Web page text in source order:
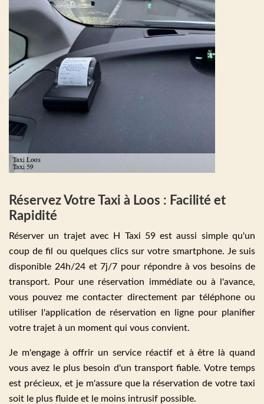
Réservez Votre Taxi à Loos : Facilité et
Rapidité
Réserver un trajet avec H Taxi 59 est aussi simple qu'un
coup de fil ou quelques clics sur votre smartphone. Je suis
disponible 24h/24 et 7j/7 pour répondre à vos besoins de
transport. Pour une réservation immédiate ou à l'avance,
vous pouvez me contacter directement par téléphone ou
utiliser l'application de réservation en ligne pour planifier
votre trajet à un moment qui vous convient.
Je m'engage à offrir un service réactif et à être là quand
vous avez le plus besoin d'un transport fiable. Votre temps
est précieux, et je m'assure que la réservation de votre taxi
soit le plus fluide et le moins intrusif possible.